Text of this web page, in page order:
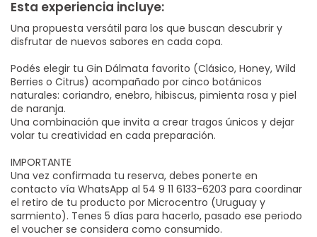
Esta experiencia incluye:
Una propuesta versátil para los que buscan descubrir y
disfrutar de nuevos sabores en cada copa.
Podés elegir tu Gin Dálmata favorito (Clásico, Honey, Wild
Berries o Citrus) acompañado por cinco botánicos
naturales: coriandro, enebro, hibiscus, pimienta rosa y piel
de naranja.
Una combinación que invita a crear tragos únicos y dejar
volar tu creatividad en cada preparación.
IMPORTANTE
Una vez confirmada tu reserva, debes ponerte en
contacto vía WhatsApp al 54 9 11 6133-6203 para coordinar
el retiro de tu producto por Microcentro (Uruguay y
sarmiento). Tenes 5 días para hacerlo, pasado ese periodo
el voucher se considera como consumido.